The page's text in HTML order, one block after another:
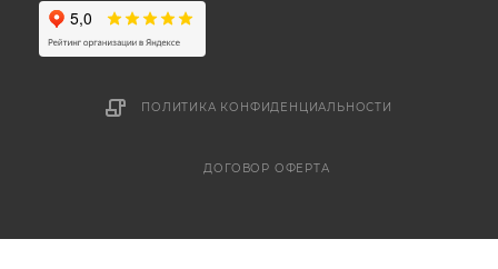
ПОЛИТИКА КОНФИДЕНЦИАЛЬНОСТИ
ДОГОВОР ОФЕРТА